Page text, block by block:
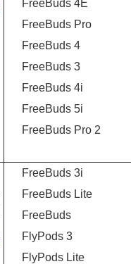
FreeBuds 4E
FreeBuds Pro
FreeBuds 4
FreeBuds 3
FreeBuds 4i
FreeBuds 5i
FreeBuds Pro 2
FreeBuds 3i
FreeBuds Lite
FreeBuds
FlyPods 3
FlyPods Lite